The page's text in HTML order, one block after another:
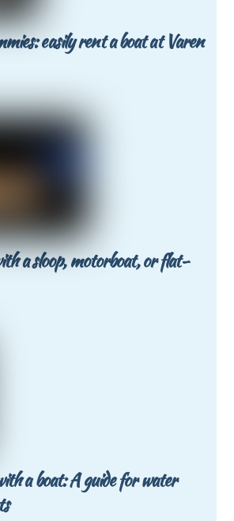
easily rent a boat at Varen
a sloop, motorboat, or flat-
a boat: A guide for water